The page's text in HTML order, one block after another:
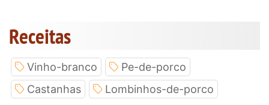
Receitas
Vinho-branco
Pe-de-porco
Castanhas
Lombinhos-de-porco